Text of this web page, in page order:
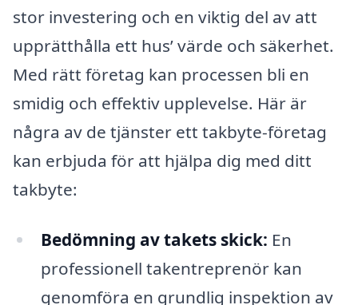
stor investering och en viktig del av att
upprätthålla ett hus’ värde och säkerhet.
Med rätt företag kan processen bli en
smidig och effektiv upplevelse. Här är
några av de tjänster ett takbyte-företag
kan erbjuda för att hjälpa dig med ditt
takbyte:
Bedömning av takets skick: En
professionell takentreprenör kan
genomföra en grundlig inspektion av